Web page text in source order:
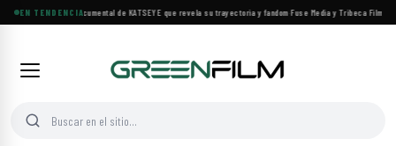
EN TENDENCIA
Llega a cines el documental de KATSEYE que revela su trayectoria y fandom·Fuse Media y Tribeca Films